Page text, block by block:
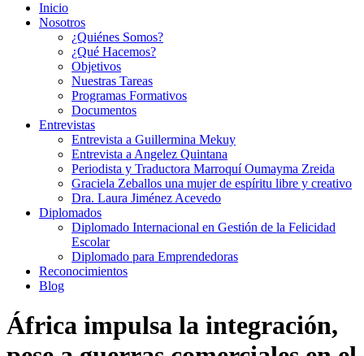
Inicio
Nosotros
¿Quiénes Somos?
¿Qué Hacemos?
Objetivos
Nuestras Tareas
Programas Formativos
Documentos
Entrevistas
Entrevista a Guillermina Mekuy
Entrevista a Angelez Quintana
Periodista y Traductora Marroquí Oumayma Zreida
Graciela Zeballos una mujer de espíritu libre y creativo
Dra. Laura Jiménez Acevedo
Diplomados
Diplomado Internacional en Gestión de la Felicidad
Escolar
Diplomado para Emprendedoras
Reconocimientos
Blog
África impulsa la integración,